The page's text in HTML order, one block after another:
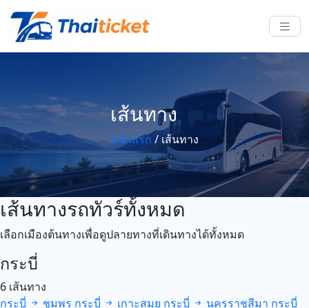
เส้นทาง
หน้าแรก / เส้นทาง
เส้นทางรถทัวร์ทั้งหมด
เลือกเมืองต้นทางเพื่อดูปลายทางที่เดินทางได้ทั้งหมด
กระบี่
6 เส้นทาง
กระบี่
ชุมพร กระบี่ เกาะสมุย กระบี่ นครราชสีมา กระบี่